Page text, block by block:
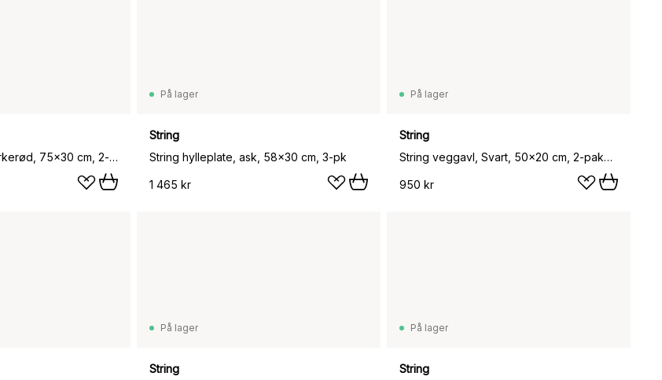
String veggavl, Mørkerød, 75x30 cm, 2-pakning
På lager
String
String hylleplate, ask, 58x30 cm, 3-pk
1 465 kr
På lager
String
String veggavl, Svart, 50x20 cm, 2-pakning
950 kr
På lager
String
På lager
String